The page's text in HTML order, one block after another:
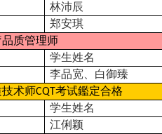
林沛辰
郑安琪
质管理师
学生姓名
李品宽、白御臻
术师CQT考试鑑定合格
学生姓名
江俐颖